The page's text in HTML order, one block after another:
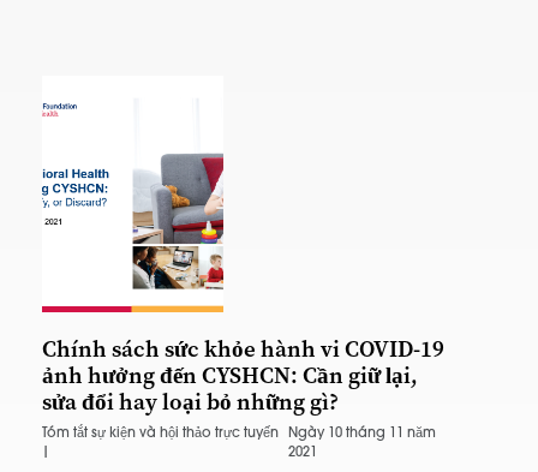
Chính sách sức khỏe hành vi COVID-19
ảnh hưởng đến CYSHCN: Cần giữ lại,
sửa đổi hay loại bỏ những gì?
Tóm tắt sự kiện và hội thảo trực tuyến
Ngày 10 tháng 11 năm
2021